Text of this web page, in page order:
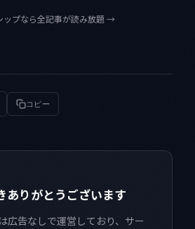
ップなら全記事が読み放題→
コピー
ありがとうございます
告なしで運営しており、サー